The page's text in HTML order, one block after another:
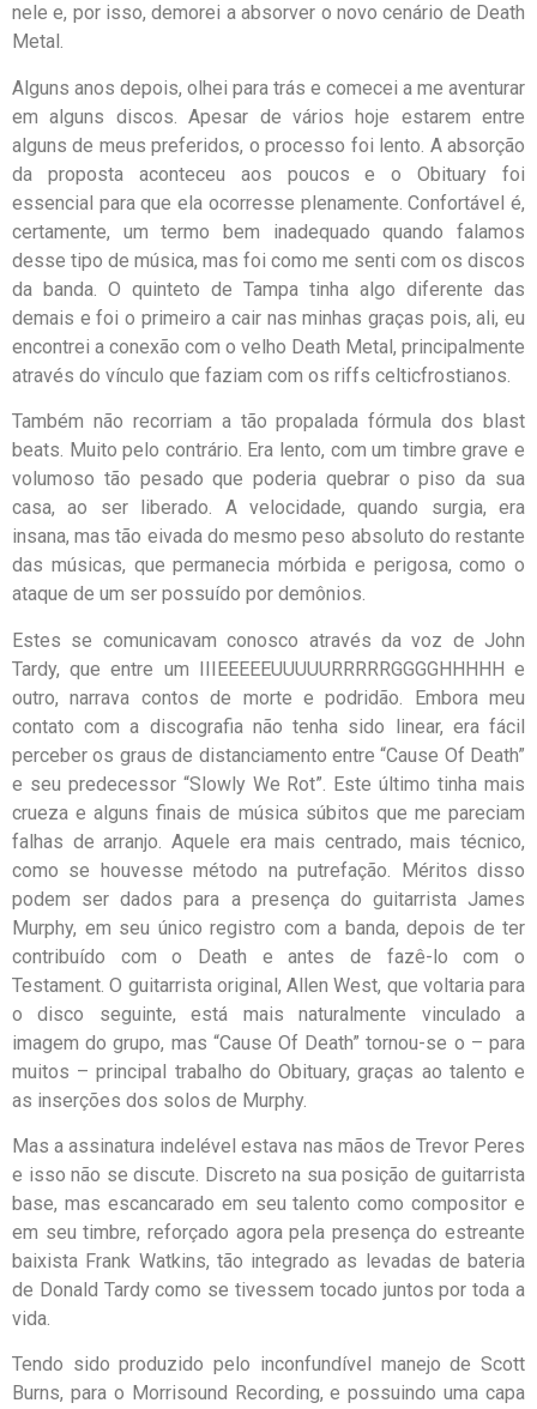
nele e, por isso, demorei a absorver o novo cenário de Death
Metal.
Alguns anos depois, olhei para trás e comecei a me aventurar
em alguns discos. Apesar de vários hoje estarem entre
alguns de meus preferidos, o processo foi lento. A absorção
da proposta aconteceu aos poucos e o Obituary foi
essencial para que ela ocorresse plenamente. Confortável é,
certamente, um termo bem inadequado quando falamos
desse tipo de música, mas foi como me senti com os discos
da banda. O quinteto de Tampa tinha algo diferente das
demais e foi o primeiro a cair nas minhas graças pois, ali, eu
encontrei a conexão com o velho Death Metal, principalmente
através do vínculo que faziam com os riffs celticfrostianos.
Também não recorriam a tão propalada fórmula dos blast
beats. Muito pelo contrário. Era lento, com um timbre grave e
volumoso tão pesado que poderia quebrar o piso da sua
casa, ao ser liberado. A velocidade, quando surgia, era
insana, mas tão eivada do mesmo peso absoluto do restante
das músicas, que permanecia mórbida e perigosa, como o
ataque de um ser possuído por demônios.
Estes se comunicavam conosco através da voz de John
Tardy, que entre um IIIEEEEEUUUUURRRRRGGGGHHHHH e
outro, narrava contos de morte e podridão. Embora meu
contato com a discografia não tenha sido linear, era fácil
perceber os graus de distanciamento entre “Cause Of Death”
e seu predecessor “Slowly We Rot”. Este último tinha mais
crueza e alguns finais de música súbitos que me pareciam
falhas de arranjo. Aquele era mais centrado, mais técnico,
como se houvesse método na putrefação. Méritos disso
podem ser dados para a presença do guitarrista James
Murphy, em seu único registro com a banda, depois de ter
contribuído com o Death e antes de fazê-lo com o
Testament. O guitarrista original, Allen West, que voltaria para
o disco seguinte, está mais naturalmente vinculado a
imagem do grupo, mas “Cause Of Death” tornou-se o – para
muitos – principal trabalho do Obituary, graças ao talento e
as inserções dos solos de Murphy.
Mas a assinatura indelével estava nas mãos de Trevor Peres
e isso não se discute. Discreto na sua posição de guitarrista
base, mas escancarado em seu talento como compositor e
em seu timbre, reforçado agora pela presença do estreante
baixista Frank Watkins, tão integrado as levadas de bateria
de Donald Tardy como se tivessem tocado juntos por toda a
vida.
Tendo sido produzido pelo inconfundível manejo de Scott
Burns, para o Morrisound Recording, e possuindo uma capa